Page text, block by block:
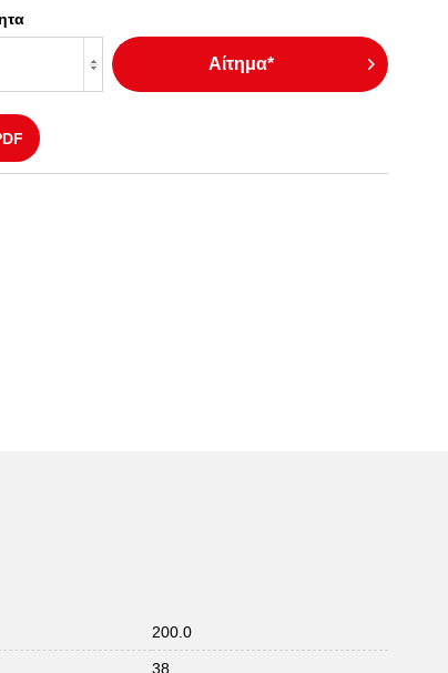
Αίτημα*
200.0
38